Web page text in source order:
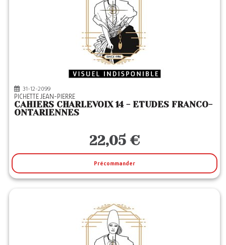
31-12-2099
PICHETTE JEAN-PIERRE
CAHIERS CHARLEVOIX 14 - ETUDES FRANCO-
ONTARIENNES
22,05 €
Précommander